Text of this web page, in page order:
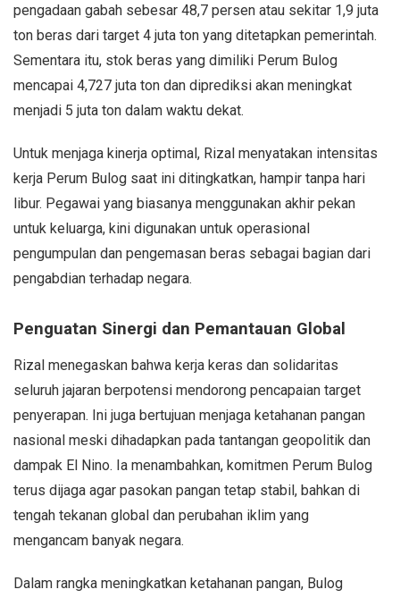
pengadaan gabah sebesar 48,7 persen atau sekitar 1,9 juta
ton beras dari target 4 juta ton yang ditetapkan pemerintah.
Sementara itu, stok beras yang dimiliki Perum Bulog
mencapai 4,727 juta ton dan diprediksi akan meningkat
menjadi 5 juta ton dalam waktu dekat.
Untuk menjaga kinerja optimal, Rizal menyatakan intensitas
kerja Perum Bulog saat ini ditingkatkan, hampir tanpa hari
libur. Pegawai yang biasanya menggunakan akhir pekan
untuk keluarga, kini digunakan untuk operasional
pengumpulan dan pengemasan beras sebagai bagian dari
pengabdian terhadap negara.
Penguatan Sinergi dan Pemantauan Global
Rizal menegaskan bahwa kerja keras dan solidaritas
seluruh jajaran berpotensi mendorong pencapaian target
penyerapan. Ini juga bertujuan menjaga ketahanan pangan
nasional meski dihadapkan pada tantangan geopolitik dan
dampak El Nino. Ia menambahkan, komitmen Perum Bulog
terus dijaga agar pasokan pangan tetap stabil, bahkan di
tengah tekanan global dan perubahan iklim yang
mengancam banyak negara.
Dalam rangka meningkatkan ketahanan pangan, Bulog